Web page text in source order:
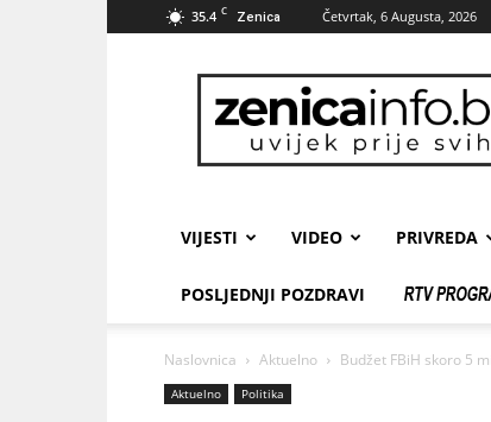
35.4 C Zenica Četvrtak, 6 Augusta, 2026
zenicainfo.ba
VIJESTI VIDEO PRIVREDA
POSLJEDNJI POZDRAVI
Naslovnica Aktuelno Budžet FBiH skoro 5
Aktuelno Politika